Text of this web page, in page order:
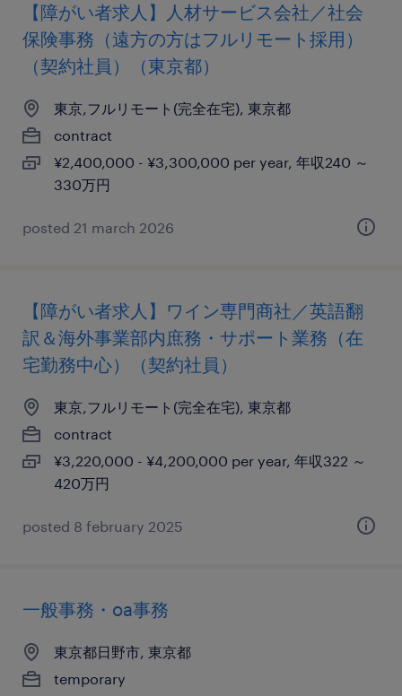
【障がい者求人】人材サービス会社／社会
保険事務（遠方の方はフルリモート採用）
（契約社員）（東京都）
東京,フルリモート(完全在宅), 東京都
contract
¥2,400,000 - ¥3,300,000 per year, 年収240 ～
330万円
posted 21 march 2026
【障がい者求人】ワイン専門商社／英語翻
訳＆海外事業部内庶務・サポート業務（在
宅勤務中心）（契約社員）
東京,フルリモート(完全在宅), 東京都
contract
¥3,220,000 - ¥4,200,000 per year, 年収322 ～
420万円
posted 8 february 2025
一般事務・oa事務
東京都日野市, 東京都
temporary